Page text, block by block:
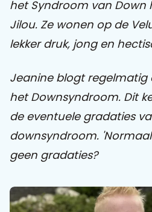
Themabijeenkomsten
Praat mee
Clientdossier Wiki
Mijn
Sophi
het Syndroom van Down
Jilou. Ze wonen op de
lekker druk, jong en
Jeanine blogt regelmatig
het Downsyndroom. Dit
de eventuele gradaties
downsyndroom.
geen gradaties?